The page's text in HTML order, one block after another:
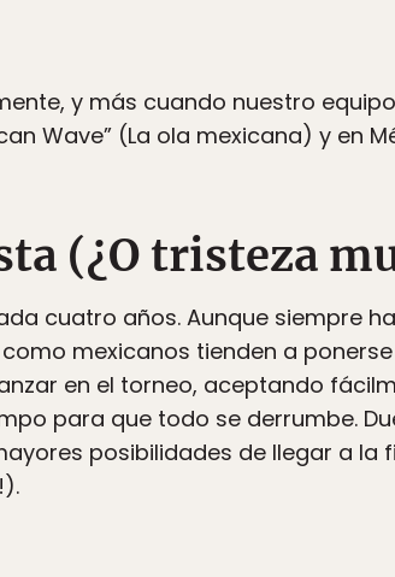
y más cuando nuestro
Wave” (La ola mexicana) y en
(¿O tristeza
cuatro años. Aunque siempre
mexicanos tienden a
en el torneo, aceptando
para que todo se derrumbe.
posibilidades de llegar a la